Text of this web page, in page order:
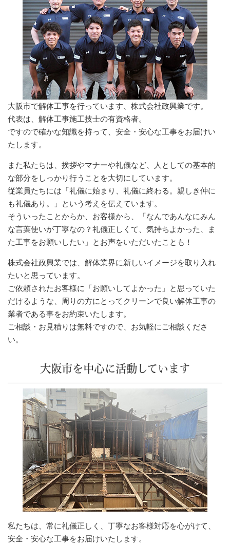
大阪市で解体工事を行っています、株式会社政興業です。
代表は、解体工事施工技士の有資格者。
ですので確かな知識を持って、安全・安心な工事をお届けい
たします。
また私たちは、挨拶やマナーや礼儀など、人としての基本的
な部分をしっかり行うことを大切にしています。
従業員たちには「礼儀に始まり、礼儀に終わる。親しき仲に
も礼儀あり。」という考えを伝えています。
そういったことからか、お客様から、「なんであんなにみん
な言葉使いが丁寧なの？礼儀正しくて、気持ちよかった、ま
た工事をお願いしたい」とお声をいただいたことも！
株式会社政興業では、解体業界に新しいイメージを取り入れ
たいと思っています。
ご依頼されたお客様に「お願いしてよかった」と思っていた
だけるような、周りの方にとってクリーンで良い解体工事の
業者である事をお約束いたします。
ご相談・お見積りは無料ですので、お気軽にご相談くださ
い。
大阪市を中心に活動しています
私たちは、常に礼儀正しく、丁寧なお客様対応を心がけて、
安全・安心な工事をお届けいたします。